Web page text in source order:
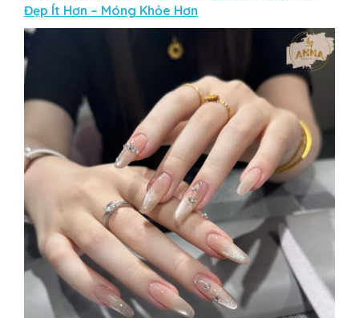
Đẹp Ít Hơn – Móng Khỏe Hơn